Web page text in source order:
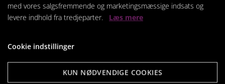
LIVE Adult And
med vores salgsfremmende og marketingsmæssige indsats og
levere indhold fra tredjeparter. Læs mere
Cookie indstillinger
KUN NØDVENDIGE COOKIES